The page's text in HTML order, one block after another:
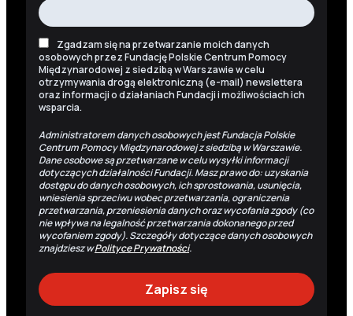
Zgadzam się na przetwarzanie moich danych
osobowych przez Fundację Polskie Centrum Pomocy
Międzynarodowej z siedzibą w Warszawie w celu
otrzymywania drogą elektroniczną (e-mail) newslettera
oraz informacji o działaniach Fundacji i możliwościach ich
wsparcia.
Administratorem danych osobowych jest Fundacja Polskie
Centrum Pomocy Międzynarodowej z siedzibą w Warszawie.
Dane osobowe są przetwarzane w celu wysyłki informacji
dotyczących działalności Fundacji. Masz prawo do: uzyskania
dostępu do danych osobowych, ich sprostowania, usunięcia,
wniesienia sprzeciwu wobec przetwarzania, ograniczenia
przetwarzania, przeniesienia danych oraz wycofania zgody (co
nie wpływa na legalność przetwarzania dokonanego przed
wycofaniem zgody). Szczegóły dotyczące danych osobowych
znajdziesz wPolityce Prywatności.